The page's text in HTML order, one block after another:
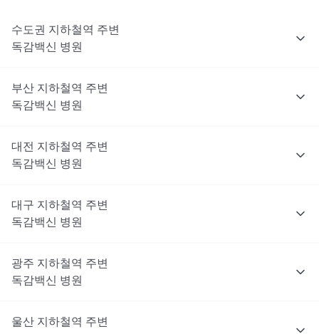
수도권 지하철역 주변
독감백신
병원
부산 지하철역 주변
독감백신
병원
대전 지하철역 주변
독감백신
병원
대구 지하철역 주변
독감백신
병원
광주 지하철역 주변
독감백신
병원
울산 지하철역 주변